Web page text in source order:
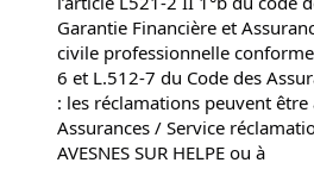
Garantie Financière et
civile professionnelle
6 et L.512-7 du Code des
: les réclamations peuvent être
Assurances / Service
AVESNES SUR HELPE ou à